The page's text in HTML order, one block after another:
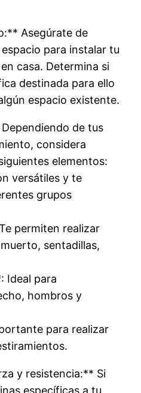
Asegúrate de
para instalar tu
casa. Determina si
destinada para ello
espacio existente.
de tus
considera
elementos:
versátiles y te
grupos
permiten realizar
sentadillas,
Ideal para
hombros y
para realizar
y resistencia:** Si
específicas a tu